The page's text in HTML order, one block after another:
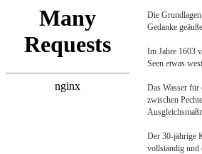
Die
Gedanke
Im Jahre 1603
Seen etwas
Das Wasser für
zwischen
Der 30-jährige
vollständig und